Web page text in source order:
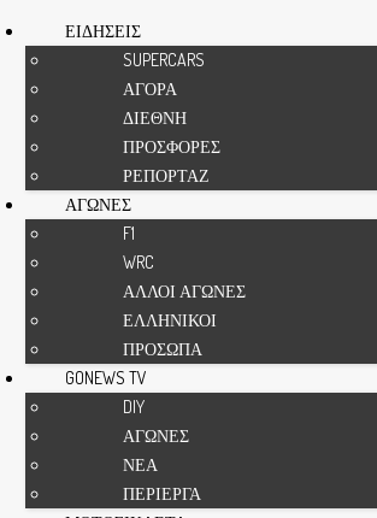
TESLA
Μόνο στο e-shop
Tesla τα
ηλεκτρικά
gonews -
Κοινοποίησε το άρθρο
ΕΙΔΗΣΕΙΣ
SUPERCARS
ΑΓΟΡΑ
ΔΙΕΘΝΗ
ΠΡΟΣΦΟΡΕΣ
ΡΕΠΟΡΤΑΖ
ΑΓΩΝΕΣ
F1
WRC
ΑΛΛΟΙ ΑΓΩΝΕΣ
ΕΛΛΗΝΙΚΟΙ
ΠΡΟΣΩΠΑ
GONEWS TV
DIY
ΑΓΩΝΕΣ
ΝΕΑ
ΠΕΡΙΕΡΓΑ